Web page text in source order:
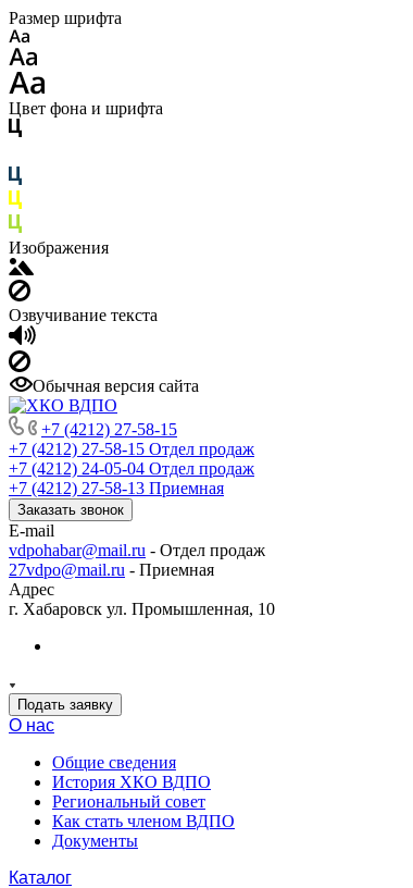
Размер шрифта
Цвет фона и шрифта
Изображения
Озвучивание текста
Обычная версия сайта
+7 (4212) 27-58-15
+7 (4212) 27-58-15 Отдел продаж
+7 (4212) 24-05-04 Отдел продаж
+7 (4212) 27-58-13 Приемная
Заказать звонок
E-mail
vdpohabar@mail.ru - Отдел продаж
27vdpo@mail.ru - Приемная
Адрес
г. Хабаровск ул. Промышленная, 10
Подать заявку
О нас
Общие сведения
История ХКО ВДПО
Региональный совет
Как стать членом ВДПО
Документы
Каталог